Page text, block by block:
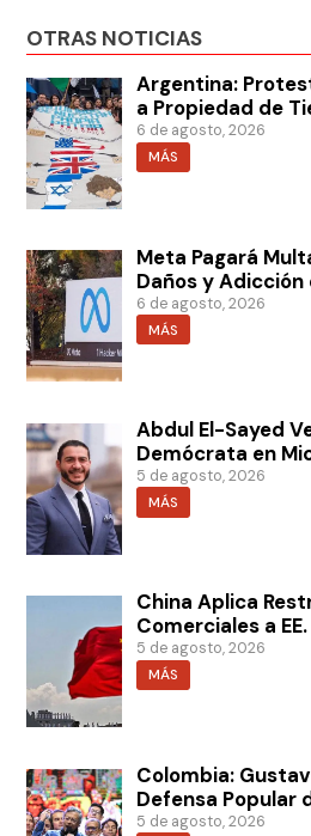
OTRAS NOTICIAS
Argentina:
a Propiedad de
6 de agosto, 2026
MÁS
Meta Pagará
Daños y Adicción
6 de agosto, 2026
MÁS
Abdul El-Sayed
Demócrata en
5 de agosto, 2026
MÁS
China Aplica
Comerciales a EE.
5 de agosto, 2026
MÁS
Colombia:
Defensa Popular
5 de agosto, 2026